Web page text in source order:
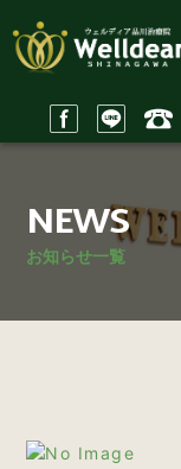
Staff
スタッフ
NEWS
お知らせ一覧